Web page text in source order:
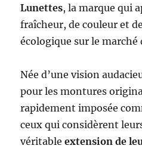
Lunettes, la marque qui
fraîcheur, de couleur et
écologique sur le marché
Née d’une vision
pour les montures
rapidement imposée
ceux qui considèrent
véritableextension de